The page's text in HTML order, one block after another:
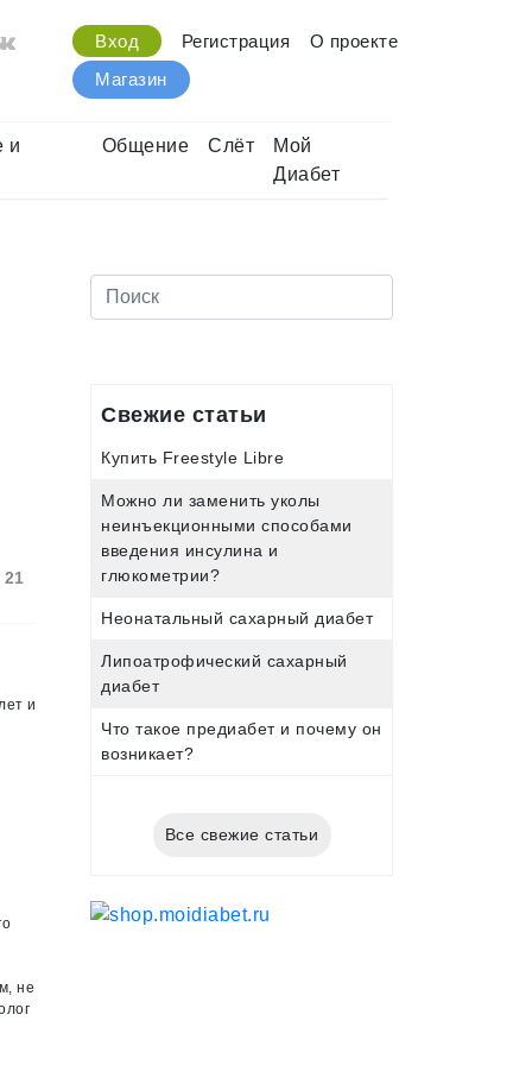
Вход Регистрация
О проекте
Магазин
и
Общение Слёт
Мой
Диабет
21
и
не
Свежие статьи
Купить Freestyle Libre
Можно ли заменить уколы
неинъекционными способами
введения инсулина и
глюкометрии?
Неонатальный сахарный диабет
Липоатрофический сахарный
диабет
Что такое предиабет и почему он
возникает?
Все свежие статьи